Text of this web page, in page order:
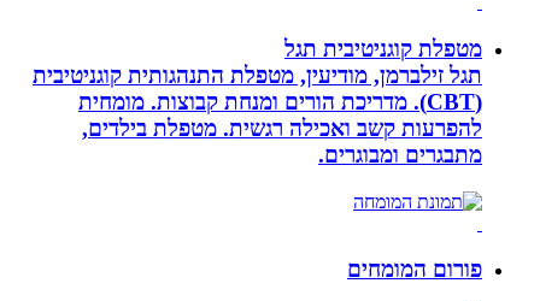
מטפלת קוגניטיבית תגל
תגל זילברמן, מודיעין, מטפלת התנהגותית קוגניטיבית
(CBT). מדריכת הורים ומנחת קבוצות. מומחית
להפרעות קשב ואכילה רגשית. מטפלת בילדים,
מתבגרים ומבוגרים.
פורום המומחים